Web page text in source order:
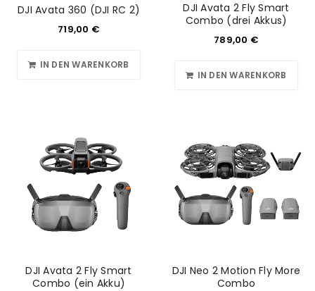
DJI Avata 360 (DJI RC 2)
719,00 €
IN DEN WARENKORB
DJI Avata 2 Fly Smart
Combo (drei Akkus)
789,00 €
IN DEN WARENKORB
DJI Avata 2 Fly Smart
Combo (ein Akku)
DJI Neo 2 Motion Fly More
Combo